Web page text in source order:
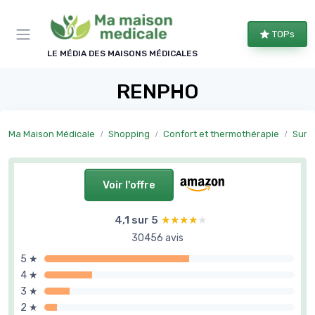
LE MÉDIA DES MAISONS MÉDICALES
TOPs
RENPHO
Ma Maison Médicale Shopping Confort et thermothérapie
Voir l'offre
4,1 sur 5 ★★★★★
★★★★★
30456 avis
5 ★
4 ★
3 ★
2 ★